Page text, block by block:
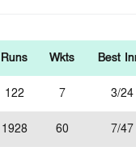
Runs Wkts Best
122 7 3/24
1928 60 7/47